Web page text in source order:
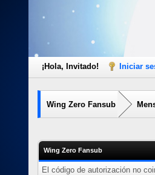
¡Hola, Invitado! Iniciar
Wing Zero Fansub
Wing Zero Fansub
El código de autorización no